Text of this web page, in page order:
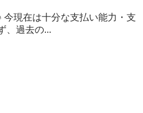
現在は十分な支払い能力・支
、過去の...